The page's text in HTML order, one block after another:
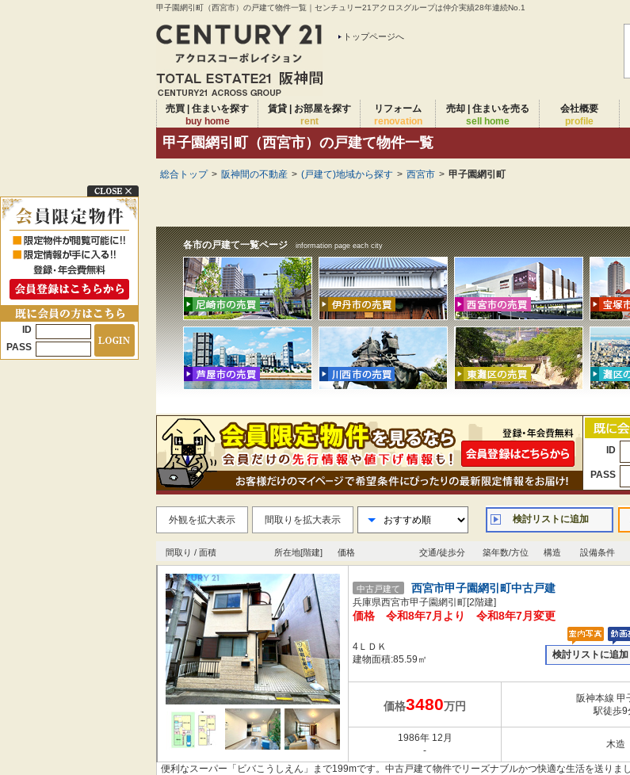
甲子園網引町（西宮市）の戸建て物件一覧｜センチュリー21アクロスグループは仲介実績28年連続No.1
トップページへ
売買 | 住まいを探す
buy home
賃貸 | お部屋を探す
rent
リフォーム
renovation
売却 | 住まいを売る
sell home
会社概要
profile
甲子園網引町（西宮市）の戸建て物件一覧
総合トップ > 阪神間の不動産 > (戸建て)地域から探す > 西宮市 > 甲子園網引町
各市の戸建て一覧ページ information page each city
ID
PASS
外観を拡大表示 間取りを拡大表示 検討リストに追加
間取り / 面積 所在地[階建] 価格 交通/徒歩分 築年数/方位 構造 設備条件
中古戸建て 西宮市甲子園網引町中古戸建
兵庫県西宮市甲子園網引町[2階建]
価格 令和8年7月より 令和8年7月変更
4ＬＤＫ
建物面積:85.59㎡
検討リストに追加
価格3480万円
阪神本線 甲
駅徒歩9
1986年 12月
-
木造
便利なスーパー「ビバこうしえん」まで199mです。中古戸建て物件でリーズナブルかつ快適な生活を送りま
ID
PASS